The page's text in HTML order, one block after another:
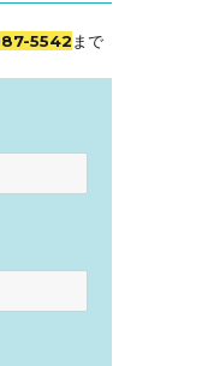
5542 まで